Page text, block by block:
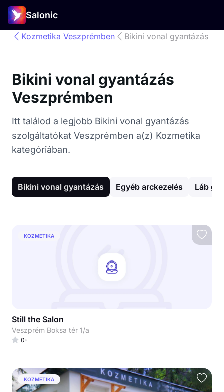
Salonic
Kozmetika Veszprémben Bikini vonal gyantázás
Bikini vonal gyantázás
Veszprémben
Itt találod a legjobb Bikini vonal gyantázás
szolgáltatókat Veszprémben a(z) Kozmetika
kategóriában.
Bikini vonal gyantázás Egyéb arckezelés Láb
KOZMETIKA
Still the Salon
Veszprém Boksa tér 1/a
0
KOZMETIKA